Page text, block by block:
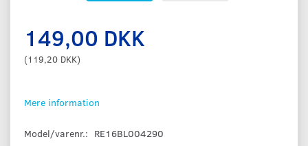
149,00 DKK
(119,20 DKK)
Mere information
Model/varenr.: RE16BL004290